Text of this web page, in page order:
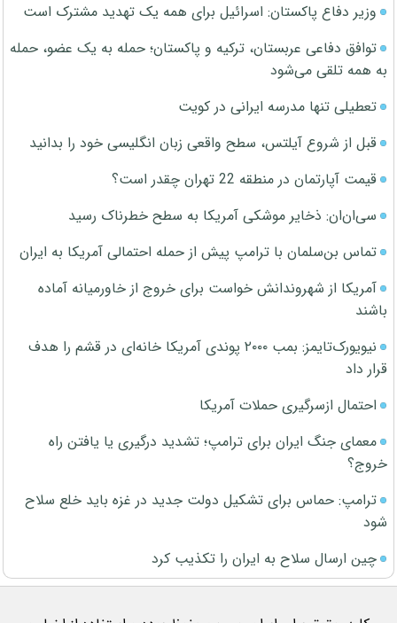
وزیر دفاع پاکستان: اسرائیل برای همه یک تهدید مشترک است
توافق دفاعی عربستان، ترکیه و پاکستان؛ حمله به یک عضو، حمله
به همه تلقی می‌شود
تعطیلی تنها مدرسه ایرانی در کویت
قبل از شروع آیلتس، سطح واقعی زبان انگلیسی خود را بدانید
قیمت آپارتمان در منطقه 22 تهران چقدر است؟
سی‌ان‌ان: ذخایر موشکی آمریکا به سطح خطرناک رسید
تماس بن‌سلمان با ترامپ پیش از حمله احتمالی آمریکا به ایران
آمریکا از شهروندانش خواست برای خروج از خاورمیانه آماده
باشند
نیویورک‌تایمز: بمب ۲۰۰۰ پوندی آمریکا خانه‌ای در قشم را هدف
قرار داد
احتمال ازسرگیری حملات آمریکا
معمای جنگ ایران برای ترامپ؛ تشدید درگیری یا یافتن راه
خروج؟
ترامپ: حماس برای تشکیل دولت جدید در غزه باید خلع سلاح
شود
چین ارسال سلاح به ایران را تکذیب کرد